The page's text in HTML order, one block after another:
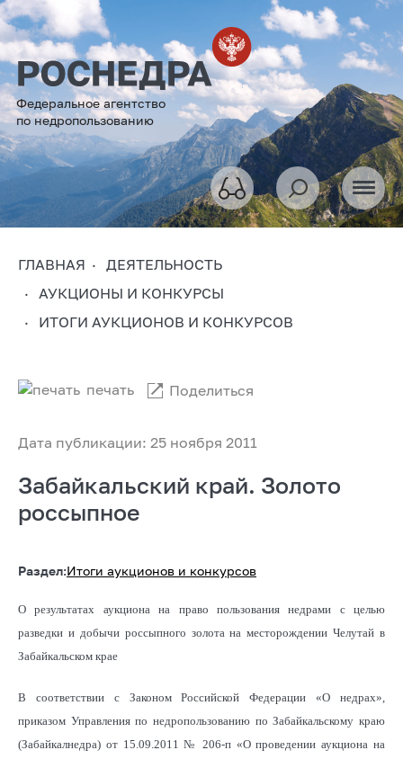
Федеральное агентство
по недропользованию
ГЛАВНАЯ
ДЕЯТЕЛЬНОСТЬ
АУКЦИОНЫ И КОНКУРСЫ
ИТОГИ АУКЦИОНОВ И КОНКУРСОВ
Дата публикации: 25 ноября 2011
печать Поделиться
Забайкальский край. Золото
россыпное
Раздел:Итоги аукционов и конкурсов
О результатах аукциона на право пользования недрами с целью
разведки и добычи россыпного золота на месторождении Челутай в
Забайкальском крае
В соответствии с Законом Российской Федерации «О недрах»,
приказом Управления по недропользованию по Забайкальскому краю
(Забайкалнедра) от 15.09.2011 № 206-п «О проведении аукциона на